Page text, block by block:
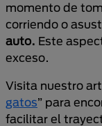
momento de
corriendo o
auto. Este
exceso.
Visita nuestro
gatos” para
facilitar el